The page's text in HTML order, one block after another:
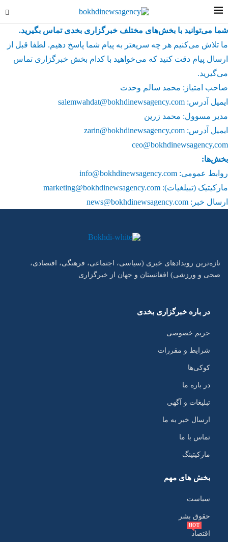
شما می‌توانید با بخش‌های مختلف خبرگزاری بخدی تماس بگیرید.
ما تلاش می‌کنیم هر چه سریعتر به پیام شما پاسخ دهیم. لطفا قبل از
ارسال پیام دقت کنید که می‌خواهید با کدام بخش خبرگزاری تماس
می‌گیرید.
صاحب امتیاز: محمد سالم وحدت
ایمیل آدرس: salemwahdat@bokhdinewsagency.com
مدیر مسوول: محمد زرین
ایمیل آدرس: zarin@bokhdinewsagency,com
ceo@bokhdinewsagency,com
بخش‌ها:
روابط عمومی: info@bokhdinewsagency.com
مارکیتیک (تبیلغیات): marketing@bokhdinewsagency.com
ارسال خبر: news@bokhdinewsagency.com
تازه‌ترین رویدادهای خبری (سیاسی، اجتماعی، فرهنگی، اقتصادی،
صحی و ورزشی) افغانستان و جهان از خبرگزاری
در باره خبرگزاری بخدی
حریم خصوصی
شرایط و مقررات
کوکی‌ها
در باره ما
تبلیغات و آگهی
ارسال خبر به ما
تماس با ما
مارکیتینگ
بخش های مهم
سیاست
حقوق بشر
اقتصاد
HOT